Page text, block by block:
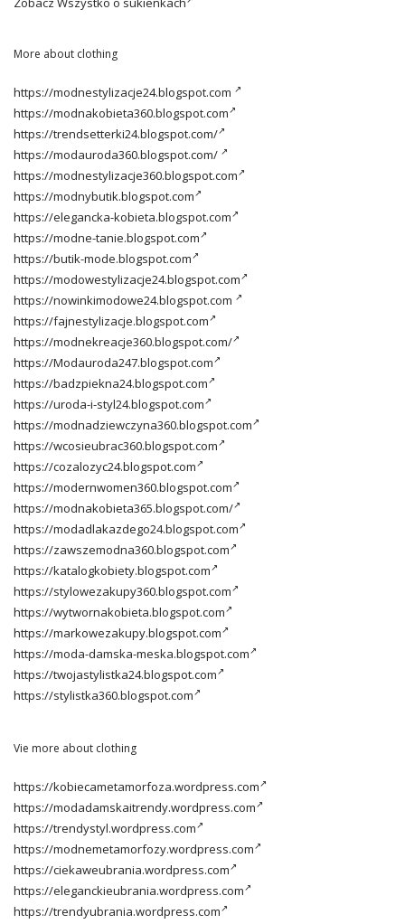
More about clothing
https://modnestylizacje24.blogspot.com
https://modnakobieta360.blogspot.com
https://trendsetterki24.blogspot.com/
https://modauroda360.blogspot.com/
https://modnestylizacje360.blogspot.com
https://modnybutik.blogspot.com
https://elegancka-kobieta.blogspot.com
https://modne-tanie.blogspot.com
https://butik-mode.blogspot.com
https://modowestylizacje24.blogspot.com
https://nowinkimodowe24.blogspot.com
https://fajnestylizacje.blogspot.com
https://modnekreacje360.blogspot.com/
https://Modauroda247.blogspot.com
https://badzpiekna24.blogspot.com
https://uroda-i-styl24.blogspot.com
https://modnadziewczyna360.blogspot.com
https://wcosieubrac360.blogspot.com
https://cozalozyc24.blogspot.com
https://modernwomen360.blogspot.com
https://modnakobieta365.blogspot.com/
https://modadlakazdego24.blogspot.com
https://zawszemodna360.blogspot.com
https://katalogkobiety.blogspot.com
https://stylowezakupy360.blogspot.com
https://wytwornakobieta.blogspot.com
https://markowezakupy.blogspot.com
https://moda-damska-meska.blogspot.com
https://twojastylistka24.blogspot.com
https://stylistka360.blogspot.com
Vie more about clothing
https://kobiecametamorfoza.wordpress.com
https://modadamskaitrendy.wordpress.com
https://trendystyl.wordpress.com
https://modnemetamorfozy.wordpress.com
https://ciekaweubrania.wordpress.com
https://eleganckieubrania.wordpress.com
https://trendyubrania.wordpress.com